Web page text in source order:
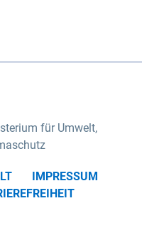
für Umwelt,
IMPRESSUM